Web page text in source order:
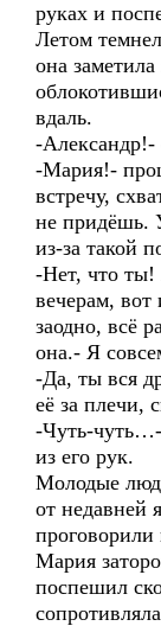
руках и
Летом
она
вдаль.
-Александр!-
-Мария!-
встречу,
не придёшь.
из-за такой
-Нет, что ты!
вечерам, вот
заодно, всё
она.- Я
-Да, ты вся
её за плечи,
-Чуть-
из его рук.
Молодые
от недавней
Мария
поспешил